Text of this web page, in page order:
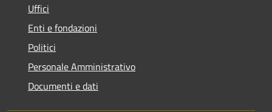
Uffici
Enti e fondazioni
Politici
Personale Amministrativo
Documenti e dati